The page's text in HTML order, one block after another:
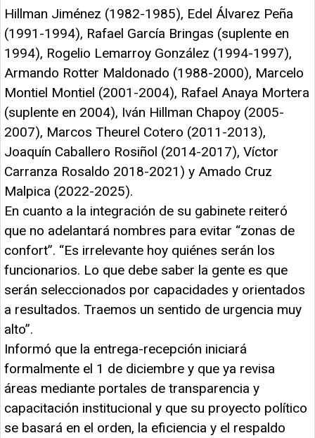
Hillman Jiménez (1982-1985), Edel Álvarez Peña
(1991-1994), Rafael García Bringas (suplente en
1994), Rogelio Lemarroy González (1994-1997),
Armando Rotter Maldonado (1988-2000), Marcelo
Montiel Montiel (2001-2004), Rafael Anaya Mortera
(suplente en 2004), Iván Hillman Chapoy (2005-
2007), Marcos Theurel Cotero (2011-2013),
Joaquín Caballero Rosiñol (2014-2017), Víctor
Carranza Rosaldo 2018-2021) y Amado Cruz
Malpica (2022-2025).
En cuanto a la integración de su gabinete reiteró
que no adelantará nombres para evitar “zonas de
confort”. “Es irrelevante hoy quiénes serán los
funcionarios. Lo que debe saber la gente es que
serán seleccionados por capacidades y orientados
a resultados. Traemos un sentido de urgencia muy
alto”.
Informó que la entrega-recepción iniciará
formalmente el 1 de diciembre y que ya revisa
áreas mediante portales de transparencia y
capacitación institucional y que su proyecto político
se basará en el orden, la eficiencia y el respaldo